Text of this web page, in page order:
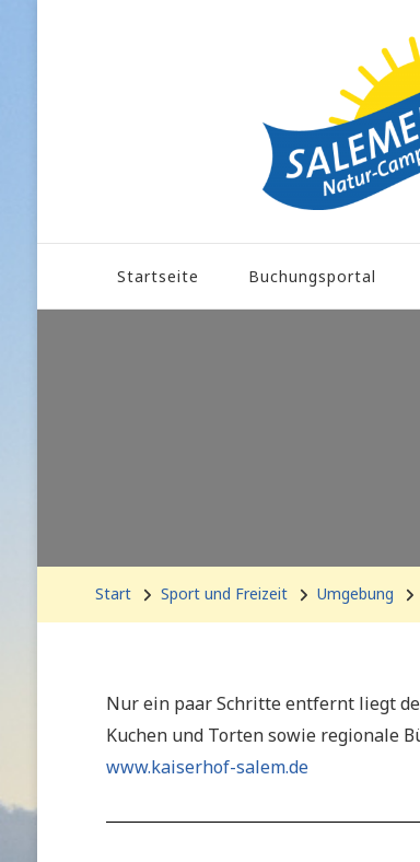
Startseite Buchungsportal
Start Sport und Freizeit Umgebung
Nur ein paar Schritte entfernt liegt
Kuchen und Torten sowie regionale
www.kaiserhof-salem.de